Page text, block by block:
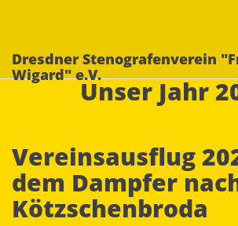
Dresdner Stenografenverein
Wigard" e.V.
Unser Jahr
Vereinsausflug
dem Dampfer
Kötzschenbroda